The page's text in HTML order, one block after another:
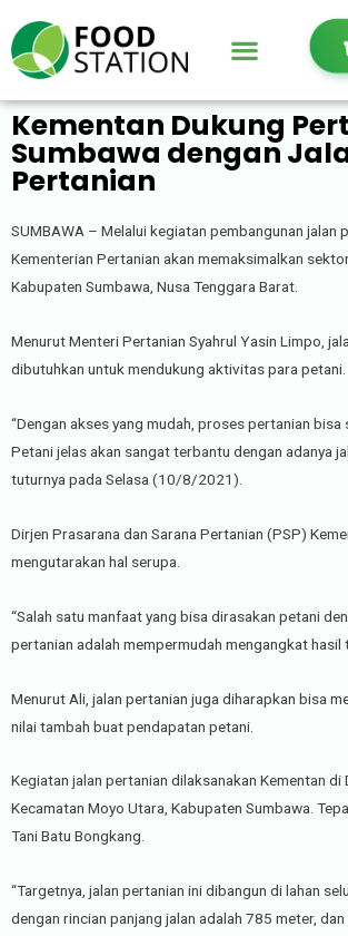
Kementan Dukung
Sumbawa dengan
Pertanian
SUMBAWA – Melalui kegiatan pembangunan jalan
Kementerian Pertanian akan memaksimalkan
Kabupaten Sumbawa, Nusa Tenggara Barat.
Menurut Menteri Pertanian Syahrul Yasin Limpo,
dibutuhkan untuk mendukung aktivitas para petani.
“Dengan akses yang mudah, proses pertanian bisa
Petani jelas akan sangat terbantu dengan adanya
tuturnya pada Selasa (10/8/2021).
Dirjen Prasarana dan Sarana Pertanian (PSP)
mengutarakan hal serupa.
“Salah satu manfaat yang bisa dirasakan petani
pertanian adalah mempermudah mengangkat hasil
Menurut Ali, jalan pertanian juga diharapkan bisa
nilai tambah buat pendapatan petani.
Kegiatan jalan pertanian dilaksanakan Kementan di
Kecamatan Moyo Utara, Kabupaten Sumbawa.
Tani Batu Bongkang.
“Targetnya, jalan pertanian ini dibangun di lahan
dengan rincian panjang jalan adalah 785 meter, dan